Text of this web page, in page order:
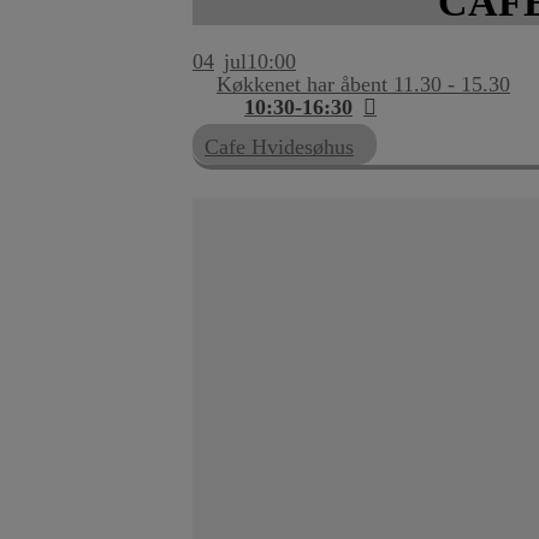
04 jul 10:00
Køkkenet har åbent 11.30 - 15.30
10:30-16:30
Cafe Hvidesøhus